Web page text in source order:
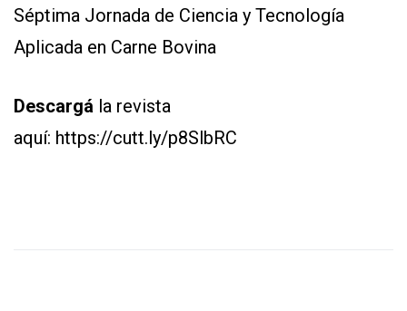
Séptima Jornada de Ciencia y Tecnología
Aplicada en Carne Bovina
Descargá la revista
aquí: https://cutt.ly/p8SlbRC